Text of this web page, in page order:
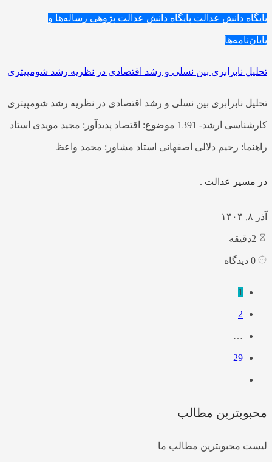
پایگاه دانش عدالت پایگاه دانش عدالت پژوهی رساله‌ها و
پایان‌نامه‌ها
تحلیل نابرابری بین نسلی و رشد اقتصادی در نظریه رشد شومپیتری
تحلیل نابرابری بین نسلی و رشد اقتصادی در نظریه رشد شومپیتری
کارشناسی ارشد- 1391 موضوع: اقتصاد پدیدآور: مجید مویدی استاد
راهنما: رحیم دلالی اصفهانی استاد مشاور: محمد واعظ
در مسیر عدالت .
آذر ۸, ۱۴۰۴
دقیقه
دیدگاه
1
2
…
29
محبوبترین مطالب
لیست محبوبترین مطالب ما